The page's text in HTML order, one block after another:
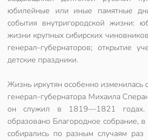
юбилейные или иные памятные
события внутригородской жизни:
жизни крупных сибирских
генерал-губернаторов; открытие
детские праздники.
Жизнь иркутян особенно изменилась
генерал-губернатора Михаила
он служил в 1819—1821
образовано Благородное собрание,
собирались по разным случаям